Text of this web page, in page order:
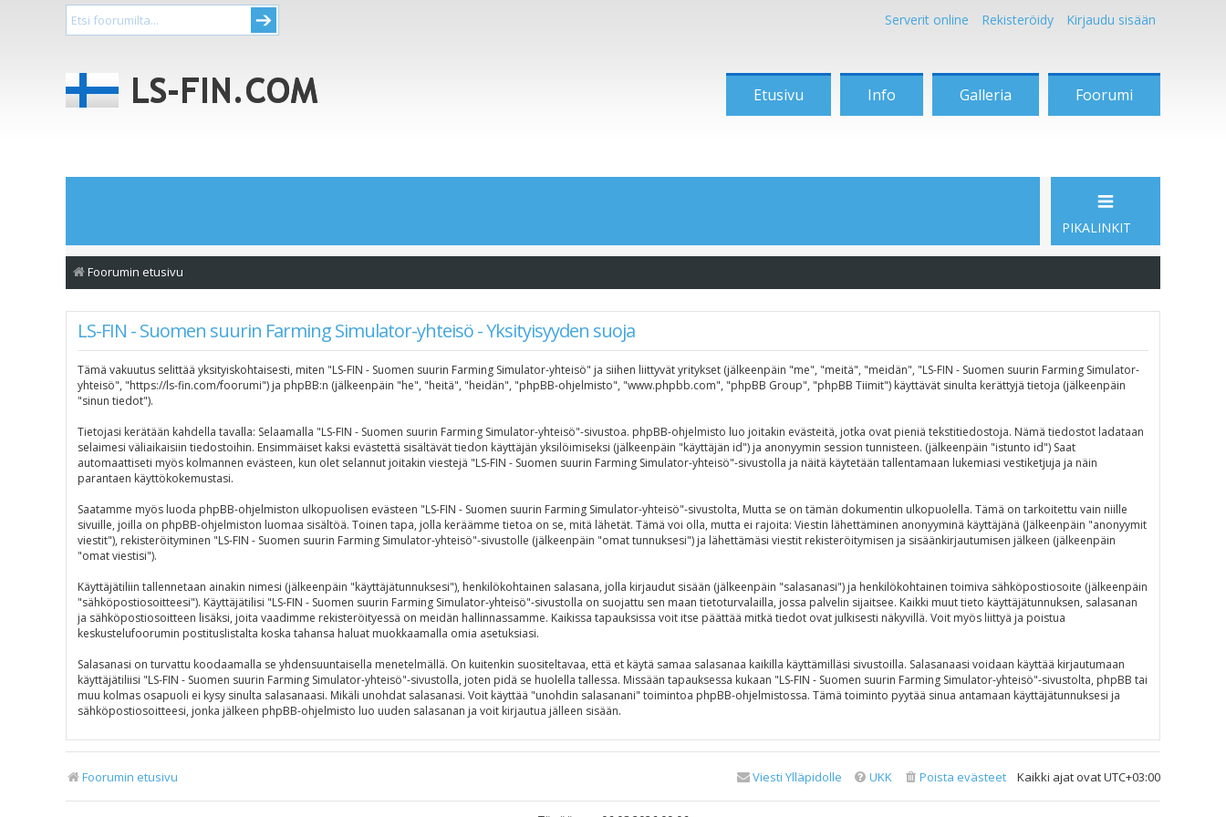
Serverit online Rekisteröidy Kirjaudu sisään
Etusivu Info Galleria Foorumi
PIKALINKIT
Foorumin etusivu
LS-FIN - Suomen suurin Farming Simulator-yhteisö - Yksityisyyden suoja
Tämä vakuutus selittää yksityiskohtaisesti, miten "LS-FIN - Suomen suurin Farming Simulator-yhteisö" ja siihen liittyvät yritykset (jälkeenpäin "me", "meitä", "meidän", "LS-FIN - Suomen suurin Farming Simulator-
yhteisö", "https://ls-fin.com/foorumi") ja phpBB:n (jälkeenpäin "he", "heitä", "heidän", "phpBB-ohjelmisto", "www.phpbb.com", "phpBB Group", "phpBB Tiimit") käyttävät sinulta kerättyjä tietoja (jälkeenpäin
"sinun tiedot").
Tietojasi kerätään kahdella tavalla: Selaamalla "LS-FIN - Suomen suurin Farming Simulator-yhteisö"-sivustoa. phpBB-ohjelmisto luo joitakin evästeitä, jotka ovat pieniä tekstitiedostoja. Nämä tiedostot ladataan
selaimesi väliaikaisiin tiedostoihin. Ensimmäiset kaksi evästettä sisältävät tiedon käyttäjän yksilöimiseksi (jälkeenpäin "käyttäjän id") ja anonyymin session tunnisteen. (jälkeenpäin "istunto id") Saat
automaattiseti myös kolmannen evästeen, kun olet selannut joitakin viestejä "LS-FIN - Suomen suurin Farming Simulator-yhteisö"-sivustolla ja näitä käytetään tallentamaan lukemiasi vestiketjuja ja näin
parantaen käyttökokemustasi.
Saatamme myös luoda phpBB-ohjelmiston ulkopuolisen evästeen "LS-FIN - Suomen suurin Farming Simulator-yhteisö"-sivustolta, Mutta se on tämän dokumentin ulkopuolella. Tämä on tarkoitettu vain niille
sivuille, joilla on phpBB-ohjelmiston luomaa sisältöä. Toinen tapa, jolla keräämme tietoa on se, mitä lähetät. Tämä voi olla, mutta ei rajoita: Viestin lähettäminen anonyyminä käyttäjänä (Jälkeenpäin "anonyymit
viestit"), rekisteröityminen "LS-FIN - Suomen suurin Farming Simulator-yhteisö"-sivustolle (jälkeenpäin "omat tunnuksesi") ja lähettämäsi viestit rekisteröitymisen ja sisäänkirjautumisen jälkeen (jälkeenpäin
"omat viestisi").
Käyttäjätiliin tallennetaan ainakin nimesi (jälkeenpäin "käyttäjätunnuksesi"), henkilökohtainen salasana, jolla kirjaudut sisään (jälkeenpäin "salasanasi") ja henkilökohtainen toimiva sähköpostiosoite (jälkeenpäin
"sähköpostiosoitteesi"). Käyttäjätilisi "LS-FIN - Suomen suurin Farming Simulator-yhteisö"-sivustolla on suojattu sen maan tietoturvalailla, jossa palvelin sijaitsee. Kaikki muut tieto käyttäjätunnuksen, salasanan
ja sähköpostiosoitteen lisäksi, joita vaadimme rekisteröityessä on meidän hallinnassamme. Kaikissa tapauksissa voit itse päättää mitkä tiedot ovat julkisesti näkyvillä. Voit myös liittyä ja poistua
keskustelufoorumin postituslistalta koska tahansa haluat muokkaamalla omia asetuksiasi.
Salasanasi on turvattu koodaamalla se yhdensuuntaisella menetelmällä. On kuitenkin suositeltavaa, että et käytä samaa salasanaa kaikilla käyttämilläsi sivustoilla. Salasanaasi voidaan käyttää kirjautumaan
käyttäjätiliisi "LS-FIN - Suomen suurin Farming Simulator-yhteisö"-sivustolla, joten pidä se huolella tallessa. Missään tapauksessa kukaan "LS-FIN - Suomen suurin Farming Simulator-yhteisö"-sivustolta, phpBB tai
muu kolmas osapuoli ei kysy sinulta salasanaasi. Mikäli unohdat salasanasi. Voit käyttää "unohdin salasanani" toimintoa phpBB-ohjelmistossa. Tämä toiminto pyytää sinua antamaan käyttäjätunnuksesi ja
sähköpostiosoitteesi, jonka jälkeen phpBB-ohjelmisto luo uuden salasanan ja voit kirjautua jälleen sisään.
Foorumin etusivu Kaikki ajat ovatUTC+03:00
Poista evästeet
UKK
Viesti Ylläpidolle